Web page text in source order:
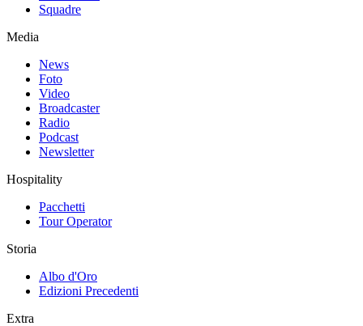
Squadre
Media
News
Foto
Video
Broadcaster
Radio
Podcast
Newsletter
Hospitality
Pacchetti
Tour Operator
Storia
Albo d'Oro
Edizioni Precedenti
Extra